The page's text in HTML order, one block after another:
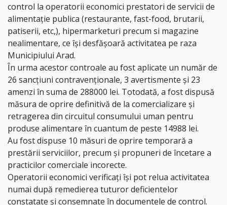
control la operatorii economici prestatori de servicii de
alimentație publica (restaurante, fast-food, brutarii,
patiserii, etc,), hipermarketuri precum si magazine
nealimentare, ce își desfășoară activitatea pe raza
Municipiului Arad.
În urma acestor controale au fost aplicate un număr de
26 sancțiuni contravenționale, 3 avertismente și 23
amenzi în suma de 288000 lei. Totodată, a fost dispusă
măsura de oprire definitivă de la comercializare și
retragerea din circuitul consumului uman pentru
produse alimentare în cuantum de peste 14988 lei.
Au fost dispuse 10 măsuri de oprire temporară a
prestării serviciilor, precum și propuneri de încetare a
practicilor comerciale incorecte.
Operatorii economici verificați își pot relua activitatea
numai după remedierea tuturor deficientelor
constatate și consemnate în documentele de control.